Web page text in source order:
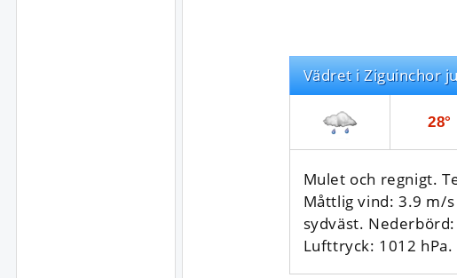
Vädret i Ziguinchor
28°
Mulet och regnigt.
Måttlig vind: 3.9 m/
sydväst.
Lufttryck: 1012 hPa.